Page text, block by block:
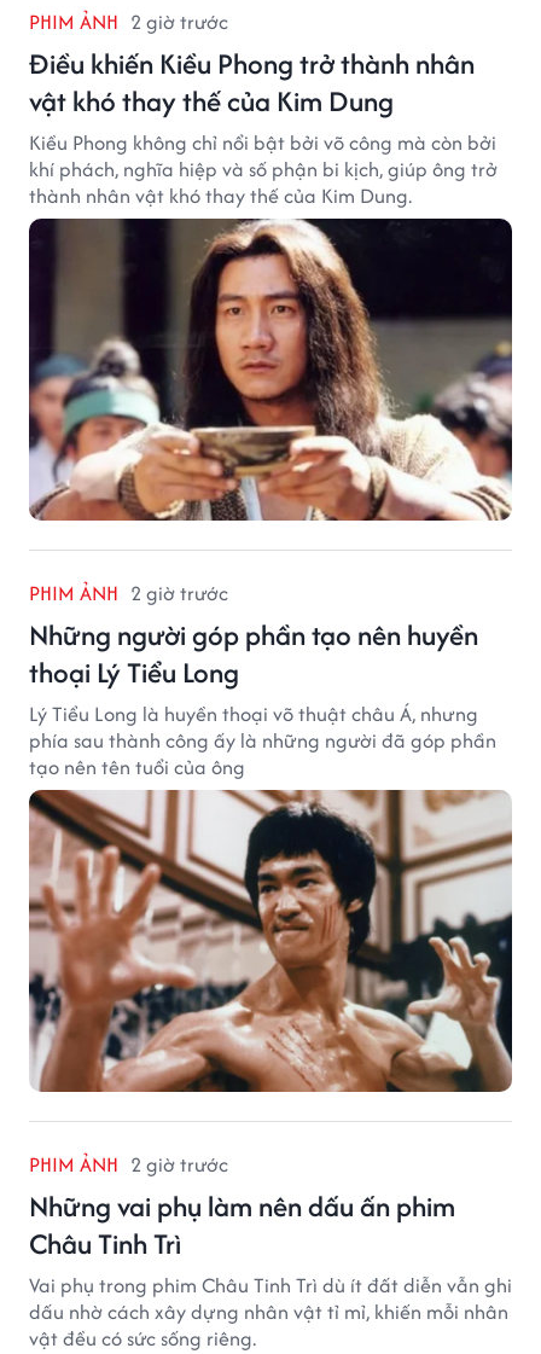
PHIM ẢNH 2 giờ trước
Điều khiến Kiều Phong trở thành nhân
vật khó thay thế của Kim Dung
Kiều Phong không chỉ nổi bật bởi võ công mà còn bởi
khí phách, nghĩa hiệp và số phận bi kịch, giúp ông trở
thành nhân vật khó thay thế của Kim Dung.
PHIM ẢNH 2 giờ trước
Những người góp phần tạo nên huyền
thoại Lý Tiểu Long
Lý Tiểu Long là huyền thoại võ thuật châu Á, nhưng
phía sau thành công ấy là những người đã góp phần
tạo nên tên tuổi của ông
PHIM ẢNH 2 giờ trước
Những vai phụ làm nên dấu ấn phim
Châu Tinh Trì
Vai phụ trong phim Châu Tinh Trì dù ít đất diễn vẫn ghi
dấu nhờ cách xây dựng nhân vật tỉ mỉ, khiến mỗi nhân
vật đều có sức sống riêng.